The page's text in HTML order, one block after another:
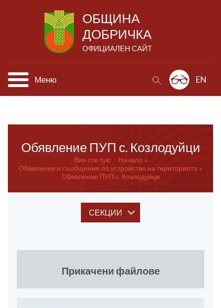
ОБЩИНА
ДОБРИЧКА
ОФИЦИАЛЕН САЙТ
Меню EN
Обявление ПУП с. Козлодуйци
Вие сте тук:
Начало
Обявления и съобщения по устройство на територията
Обявление ПУП с. Козлодуйци
СЕКЦИИ
Прикачени файлове